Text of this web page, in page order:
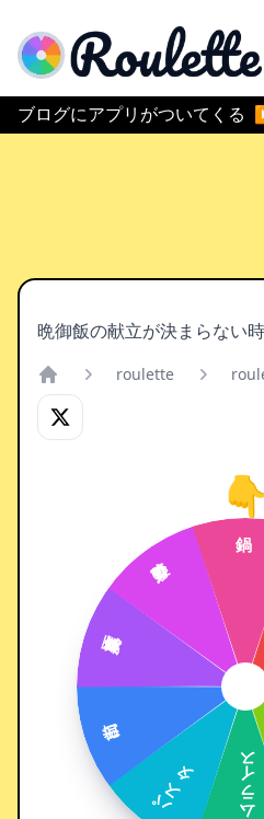
ルーレットアプリ
ブログにアプリがついてくる
晩御飯の献立が決まらない
Home
roulette